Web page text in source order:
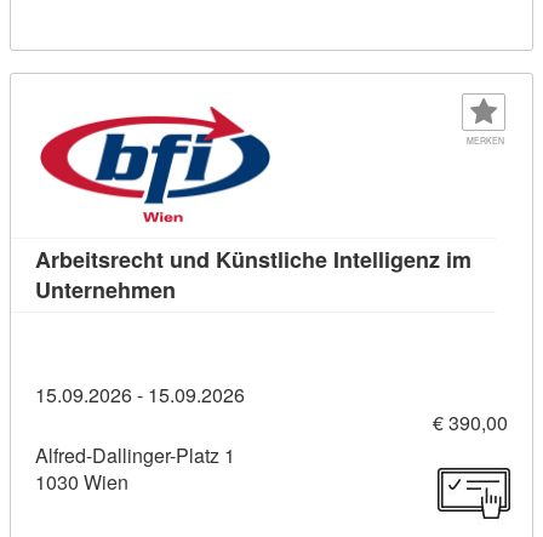
MERKEN
Arbeitsrecht und Künstliche Intelligenz im
Unternehmen
15.09.2026 - 15.09.2026
€ 390,00
Alfred-Dallinger-Platz 1
1030 Wien